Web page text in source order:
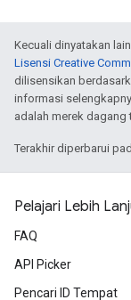
Kecuali dinyatakan
Lisensi Creative
dilisensikan
informasi
adalah merek
Terakhir diperbarui
Pelajari Lebih
FAQ
API Picker
Pencari ID Tempat